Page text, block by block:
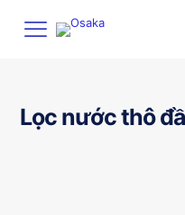
Lọc nước thô